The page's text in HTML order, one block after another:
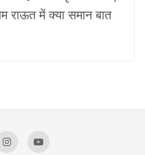
राऊत में क्या समान बात